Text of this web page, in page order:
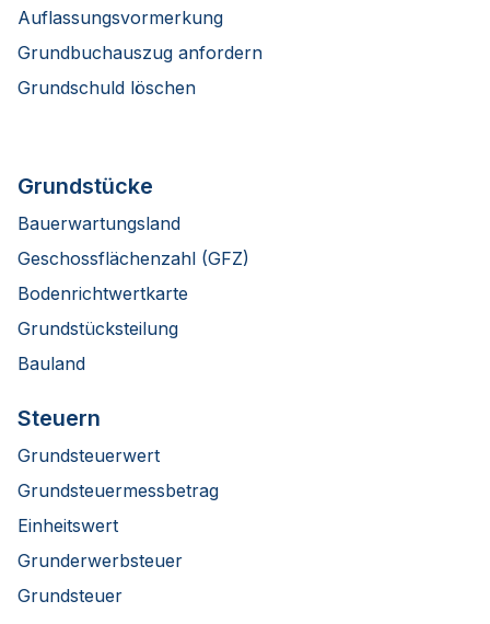
Auflassungsvormerkung
Grundbuchauszug anfordern
Grundschuld löschen
Grundstücke
Bauerwartungsland
Geschossflächenzahl (GFZ)
Bodenrichtwertkarte
Grundstücksteilung
Bauland
Steuern
Grundsteuerwert
Grundsteuermessbetrag
Einheitswert
Grunderwerbsteuer
Grundsteuer